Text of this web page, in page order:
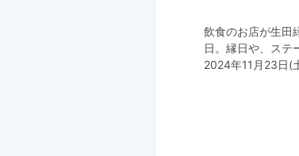
飲食のお店が生田
日。縁日や、ステ
2024年11月23日